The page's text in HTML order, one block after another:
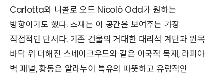
Carlotta와 니콜로 오드 Nicolò Odd가 원하는
방향이기도 했다. 소재는 이 공간을 보여주는 가장
직접적인 단서다. 기존 건물의 거대한 대리석 계단과 원목
바닥 위 더해진 스네이크우드와 같은 이국적 목재, 라피아
벽 패널, 황동은 알라누이 특유의 따뜻하고 유랑적인